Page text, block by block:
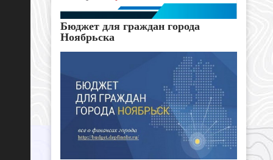
Бюджет для граждан города
Ноябрьска